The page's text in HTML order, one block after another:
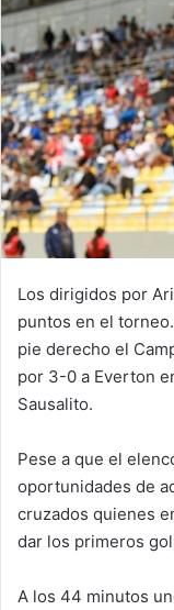
Los dirigidos por
puntos en el
pie derecho el
por 3-0 a Everton
Sausalito.
Pese a que el
oportunidades de
cruzados quienes
dar los primeros
A los 44 minutos